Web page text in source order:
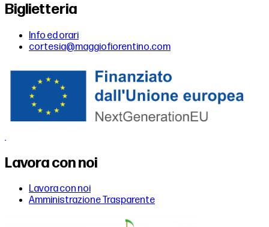
Biglietteria
Info ed orari
cortesia@maggiofiorentino.com
Lavora con noi
Lavora con noi
Amministrazione Trasparente